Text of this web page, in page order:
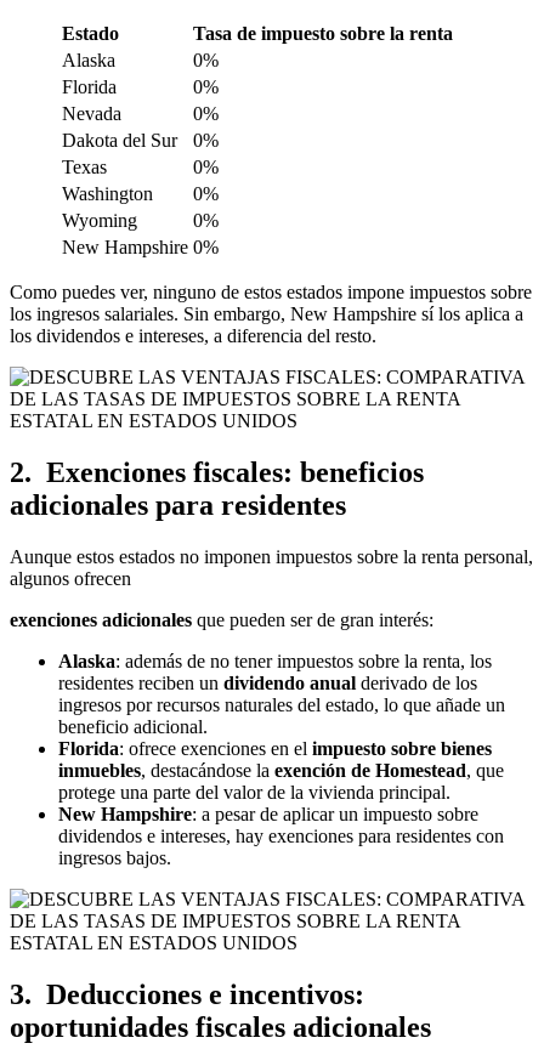
Estado
Tasa de impuesto sobre la renta
Alaska
0%
Florida
0%
Nevada
0%
Dakota del Sur
0%
Texas
0%
Washington
0%
Wyoming
0%
New Hampshire 0%
Como puedes ver, ninguno de estos estados impone impuestos sobre
los ingresos salariales. Sin embargo, New Hampshire sí los aplica a
los dividendos e intereses, a diferencia del resto.
2. Exenciones fiscales: beneficios
adicionales para residentes
Aunque estos estados no imponen impuestos sobre la renta personal,
algunos ofrecen
exenciones adicionales que pueden ser de gran interés:
Alaska: además de no tener impuestos sobre la renta, los
residentes reciben un dividendo anual derivado de los
ingresos por recursos naturales del estado, lo que añade un
beneficio adicional.
Florida: ofrece exenciones en el impuesto sobre bienes
inmuebles, destacándose la exención de Homestead, que
protege una parte del valor de la vivienda principal.
New Hampshire: a pesar de aplicar un impuesto sobre
dividendos e intereses, hay exenciones para residentes con
ingresos bajos.
3. Deducciones e incentivos:
oportunidades fiscales adicionales